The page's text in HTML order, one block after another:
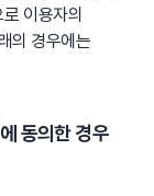
이용자의
의 경우에는
동의한 경우